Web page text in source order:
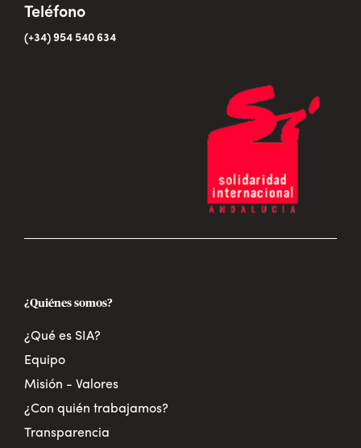
Teléfono
(+34) 954 540 634
¿Quiénes somos?
¿Qué es SIA?
Equipo
Misión - Valores
¿Con quién trabajamos?
Transparencia